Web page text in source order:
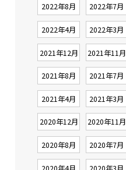
2022年8月 2022年7月
2022年4月 2022年3月
2021年12月 2021年11月
2021年8月 2021年7月
2021年4月 2021年3月
2020年12月 2020年11月
2020年8月 2020年7月
2020年4月 2020年3月